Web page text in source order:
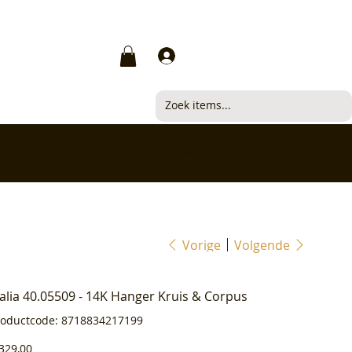
Vorige Volgende
40.05509 - 14K Hanger Kruis & Corpus
Productcode
8718834217199
8718834217199